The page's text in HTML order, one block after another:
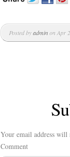
Posted byadminon Apr
Your email address will
Comment